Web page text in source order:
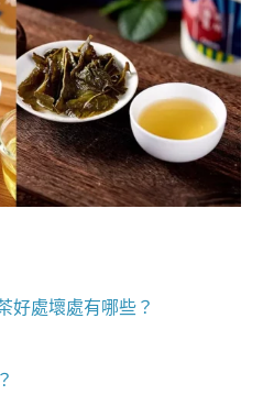
好處壞處有哪些？